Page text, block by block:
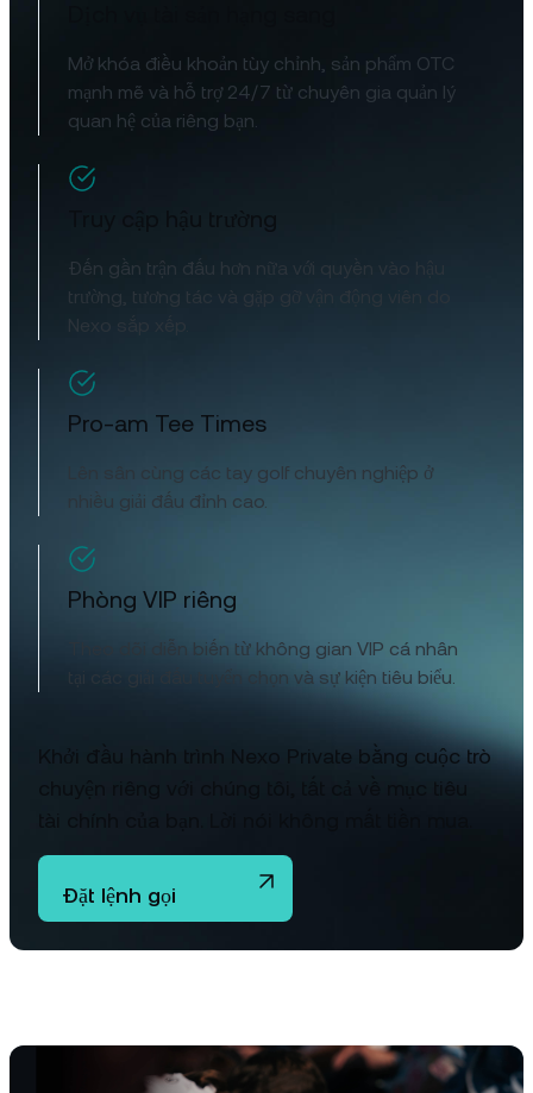
Mở khóa điều khoản tùy chỉnh, sản phẩm OTC
mạnh mẽ và hỗ trợ 24/7 từ chuyên gia quản lý
quan hệ của riêng bạn.
Đến gần trận đấu hơn nữa với quyền vào hậu
trường, tương tác và gặp gỡ vận động viên do
Nexo sắp xếp.
Pro-am Tee Times
Lên sân cùng các tay golf chuyên nghiệp ở
nhiều giải đấu đỉnh cao.
Phòng VIP riêng
Theo dõi diễn biến từ không gian VIP cá nhân
tại các giải đấu tuyển chọn và sự kiện tiêu biểu.
Khởi đầu hành trình Nexo Private bằng cuộc trò
Đặt lệnh gọi